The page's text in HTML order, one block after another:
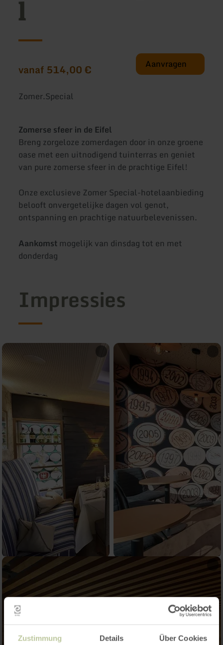
Zustimmung Details Über Cookies
l
vanaf 514,00 € Aanvragen
Zomer.Special
Zomerse sfeer in de Eifel
Breng zorgeloze zomerdagen door in onze groene
oase met een uitnodigend tuinterras en geniet
van pure zomerse sfeer in de prachtige Eifel!
Onze exclusieve Zomer Special-hotelaanbieding
belooft onvergetelijke dagen vol genot,
ontspanning en prachtige natuurbelevenissen.
Aankomst mogelijk van dinsdag tot en met
donderdag
Impressies